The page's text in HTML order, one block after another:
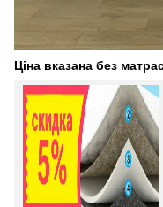
Ціна вказана без